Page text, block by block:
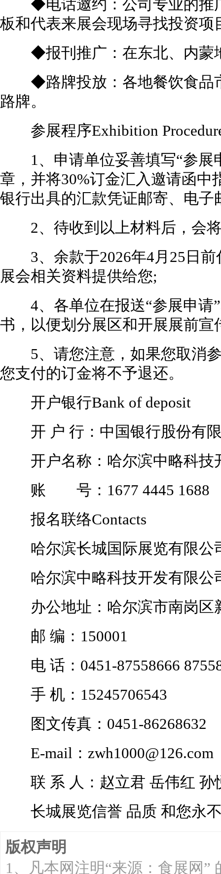
◆电话邀约：公司专业的推
板和代表来展会现场寻找投资项
◆报刊推广：在东北、内蒙
◆路牌投放：各地餐饮食品
路牌。
参展程序Exhibition
1、申请单位妥善填写“参展
章，并将30%订金汇入邀请函中
银行出具的汇款凭证邮寄、电子
2、待收到以上材料后，会将
3、余款于2026年4月25日前
展会相关资料提供给您;
4、各单位在报送“参展申请”
书，以便划分展区和开展展前宣
5、请您注意，如果您取消参
您支付的订金将不予退还。
开户银行Bank of deposit
开 户 行：中国银行股份有限
开户名称：哈尔滨中略科技
账 号：1677 4445 1688
报名联络Contacts
哈尔滨长城国际展览有限公
哈尔滨中略科技开发有限公
办公地址：哈尔滨市南岗区
邮 编：150001
电 话：0451-87558666
手 机：15245706543
图文传真：0451-86268632
E-mail：zwh1000@126.com
联 系 人：赵立君 岳伟红 孙
长城展览信誉 品质 和您永
版权声明
1、凡本网注明“来源：食展网”